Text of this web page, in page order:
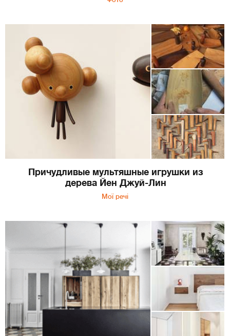
Причудливые мультяшные игрушки из
дерева Йен Джуй-Лин
Мої речі